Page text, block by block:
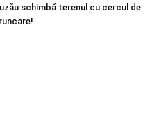
schimbă terenul cu cercul de